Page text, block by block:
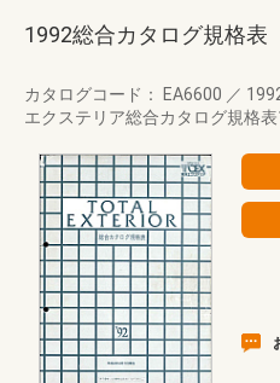
1992総合カタログ規格表
カタログコード： EA6600 ／
エクステリア総合カタログ規格表